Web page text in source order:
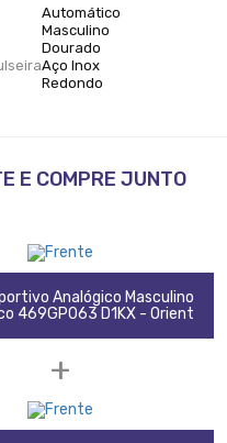
Automático
Masculino
Dourado
Aço Inox
Redondo
E COMPRE JUNTO
Analógico Masculino
469GP063 D1KX - Orient
+